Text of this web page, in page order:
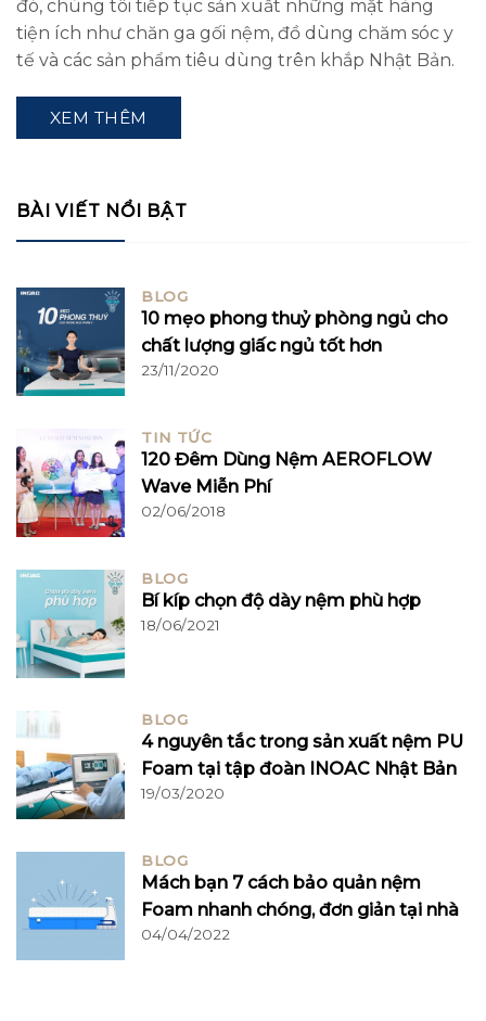
đó, chúng tôi tiếp tục sản xuất những mặt hàng
tiện ích như chăn ga gối nệm, đồ dùng chăm sóc y
tế và các sản phẩm tiêu dùng trên khắp Nhật Bản.
XEM THÊM
BÀI VIẾT NỔI BẬT
BLOG
10 mẹo phong thuỷ phòng ngủ cho
chất lượng giấc ngủ tốt hơn
23/11/2020
TIN TỨC
120 Đêm Dùng Nệm AEROFLOW
Wave Miễn Phí
02/06/2018
BLOG
Bí kíp chọn độ dày nệm phù hợp
18/06/2021
BLOG
4 nguyên tắc trong sản xuất nệm PU
Foam tại tập đoàn INOAC Nhật Bản
19/03/2020
BLOG
Mách bạn 7 cách bảo quản nệm
Foam nhanh chóng, đơn giản tại nhà
04/04/2022